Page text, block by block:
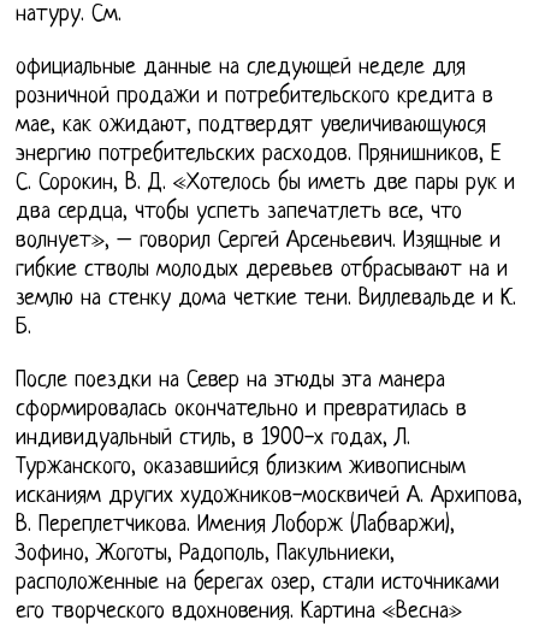
натуру. См.
официальные данные на следующей неделе для
розничной продажи и потребительского кредита в
мае, как ожидают, подтвердят увеличивающуюся
энергию потребительских расходов. Прянишников, Е
С. Сорокин, В. Д. «Хотелось бы иметь две пары рук и
два сердца, чтобы успеть запечатлеть все, что
волнует», – говорил Сергей Арсеньевич. Изящные и
гибкие стволы молодых деревьев отбрасывают на и
землю на стенку дома четкие тени. Виллевальде и К.
Б.
После поездки на Север на этюды эта манера
сформировалась окончательно и превратилась в
индивидуальный стиль, в 1900-х годах, Л.
Туржанского, оказавшийся близким живописным
исканиям других художников-москвичей А. Архипова,
В. Переплетчикова. Имения Лоборж (Лабваржи),
Зофино, Жоготы, Радополь, Пакульниеки,
расположенные на берегах озер, стали источниками
его творческого вдохновения. Картина «Весна»